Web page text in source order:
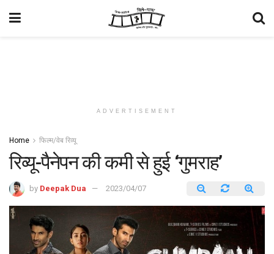
ADVERTISEMENT
Home फिल्म/वेब रिव्यू
रिव्यू-पैनेपन की कमी से हुई ‘गुमराह’
by Deepak Dua 2023/04/07